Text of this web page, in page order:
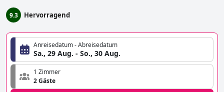
9.3 Hervorragend
Anreisedatum - Abreisedatum
Sa., 29 Aug. - So., 30 Aug.
1 Zimmer
2 Gäste